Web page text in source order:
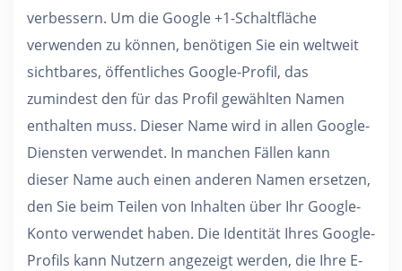
verbessern. Um die Google +1-Schaltfläche
verwenden zu können, benötigen Sie ein weltweit
sichtbares, öffentliches Google-Profil, das
zumindest den für das Profil gewählten Namen
enthalten muss. Dieser Name wird in allen Google-
Diensten verwendet. In manchen Fällen kann
dieser Name auch einen anderen Namen ersetzen,
den Sie beim Teilen von Inhalten über Ihr Google-
Konto verwendet haben. Die Identität Ihres Google-
Profils kann Nutzern angezeigt werden, die Ihre E-